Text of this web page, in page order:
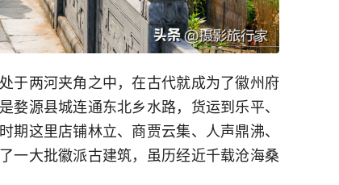
于两河夹角之中，在古代就成为了徽州府
源县城连通东北乡水路，货运到乐平、
这里店铺林立、商贾云集、人声鼎沸、
一大批徽派古建筑，虽历经近千载沧海桑